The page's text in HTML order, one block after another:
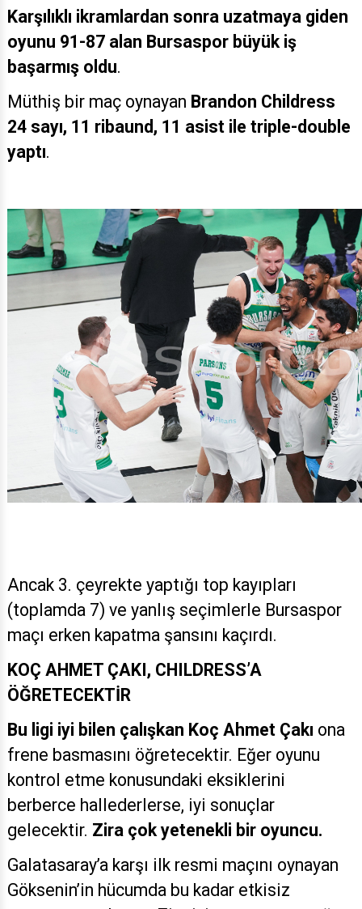
Karşılıklı ikramlardan sonra uzatmaya giden
oyunu 91-87 alan Bursaspor büyük iş
başarmış oldu.
Müthiş bir maç oynayan Brandon Childress
24 sayı, 11 ribaund, 11 asist ile triple-double
yaptı.
Ancak 3. çeyrekte yaptığı top kayıpları
(toplamda 7) ve yanlış seçimlerle Bursaspor
maçı erken kapatma şansını kaçırdı.
KOÇ AHMET ÇAKI, CHILDRESS’A
ÖĞRETECEKTİR
Bu ligi iyi bilen çalışkan Koç Ahmet Çakı ona
frene basmasını öğretecektir. Eğer oyunu
kontrol etme konusundaki eksiklerini
berberce hallederlerse, iyi sonuçlar
gelecektir. Zira çok yetenekli bir oyuncu.
Galatasaray’a karşı ilk resmi maçını oynayan
Göksenin’in hücumda bu kadar etkisiz